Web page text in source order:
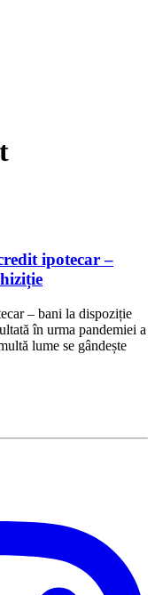
ipotecar –
– bani la dispoziție
în urma pandemiei a
lume se gândește